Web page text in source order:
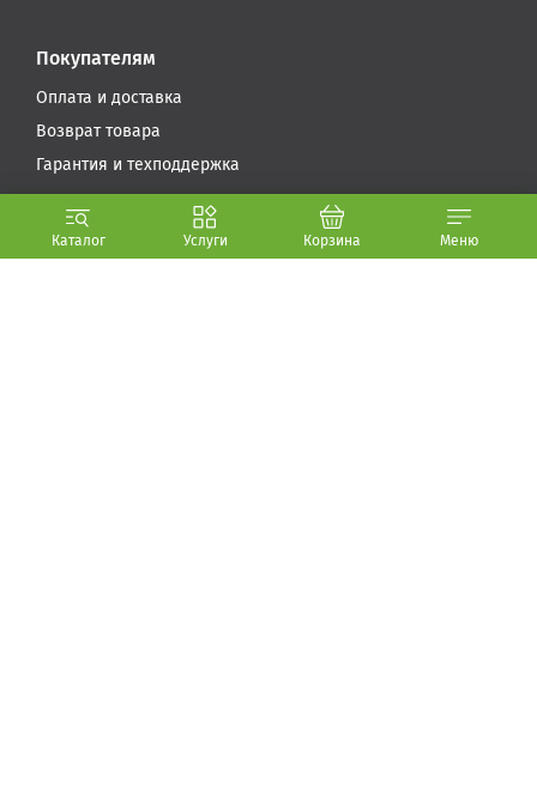
Услуги
Каталог Корзина Меню
Покупателям
Оплата и доставка
Возврат товара
Гарантия и техподдержка
Компания